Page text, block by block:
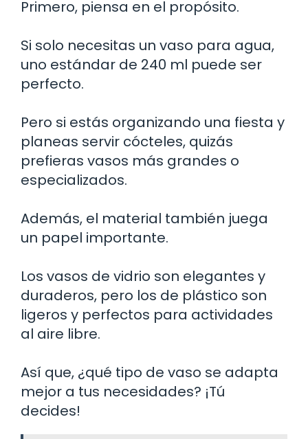
Primero, piensa en el propósito.
Si solo necesitas un vaso para agua,
uno estándar de 240 ml puede ser
perfecto.
Pero si estás organizando una fiesta y
planeas servir cócteles, quizás
prefieras vasos más grandes o
especializados.
Además, el material también juega
un papel importante.
Los vasos de vidrio son elegantes y
duraderos, pero los de plástico son
ligeros y perfectos para actividades
al aire libre.
Así que, ¿qué tipo de vaso se adapta
mejor a tus necesidades? ¡Tú
decides!